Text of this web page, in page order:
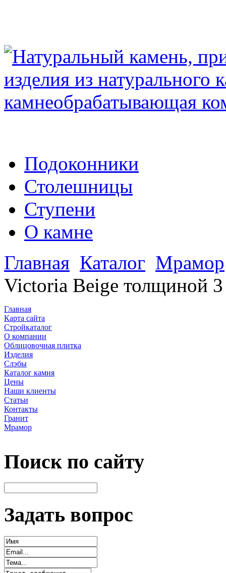
Подоконники
Столешницы
Ступени
О камне
Главная Каталог Мрамор
Victoria Beige толщиной
Главная
Карта сайта
Стройкаталог
О компании
Облицовочная плитка
Изделия
Слэбы
Каталог камня
Цены
Наши клиенты
Статьи
Контакты
Гранит
Мрамор
Поиск по сайту
Задать вопрос